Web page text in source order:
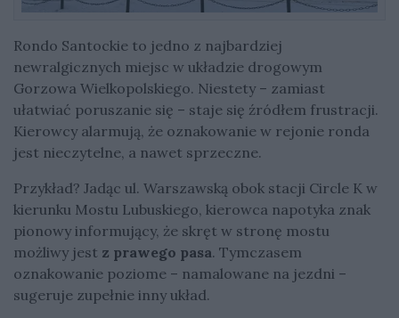
Rondo Santockie to jedno z najbardziej
newralgicznych miejsc w układzie drogowym
Gorzowa Wielkopolskiego. Niestety – zamiast
ułatwiać poruszanie się – staje się źródłem frustracji.
Kierowcy alarmują, że oznakowanie w rejonie ronda
jest nieczytelne, a nawet sprzeczne.
Przykład? Jadąc ul. Warszawską obok stacji Circle K w
kierunku Mostu Lubuskiego, kierowca napotyka znak
pionowy informujący, że skręt w stronę mostu
możliwy jest z prawego pasa. Tymczasem
oznakowanie poziome – namalowane na jezdni –
sugeruje zupełnie inny układ.